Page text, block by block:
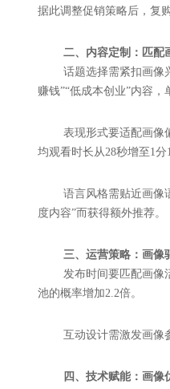
据此调整促销策略后，复
二、内容定制：匹配
话题选择需紧扣画像
赚钱”“低成本创业”内容，
表现形式要适配画像
均观看时长从28秒增至1分
语言风格需贴近画像
度内容”而获得额外推荐。
三、运营策略：画像
发布时间要匹配画像
池的概率增加2.2倍。
互动设计需激发画像
四、技术赋能：画像